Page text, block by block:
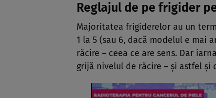
Reglajul de pe frigider
Majoritatea frigiderelor au un
1 la 5 (sau 6, dacă modelul e mai
răcire – ceea ce are sens. Dar
grijă nivelul de răcire – și astfel și